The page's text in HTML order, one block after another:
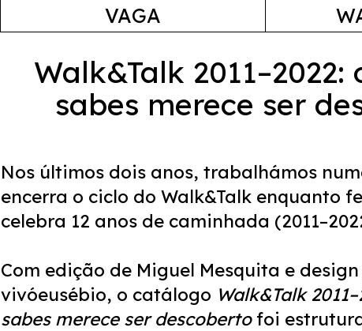
VAGA
Walk&Talk 2011–2022:
sabes merece ser
Nos últimos dois anos, trabalhámos
encerra o ciclo do Walk&Talk enquanto
celebra 12 anos de caminhada
Com edição de Miguel Mesquita e
vivóeusébio, o catálogo Walk&Talk
sabes merece ser descoberto foi